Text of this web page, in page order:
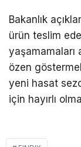
Bakanlık
ürün teslim
yaşamamaları
özen
yeni hasat
için hayırlı